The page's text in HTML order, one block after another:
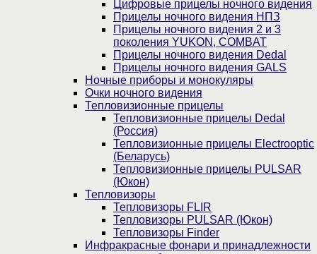
Цифровые прицелы ночного видения
Прицелы ночного видения НПЗ
Прицелы ночного видения 2 и 3
поколения YUKON, COMBAT
Прицелы ночного видения Dedal
Прицелы ночного видения GALS
Ночные приборы и монокуляры
Очки ночного видения
Тепловизионные прицелы
Тепловизионные прицелы Dedal
(Россия)
Тепловизионные прицелы Electrooptic
(Беларусь)
Тепловизионные прицелы PULSAR
(Юкон)
Тепловизоры
Тепловизоры FLIR
Тепловизоры PULSAR (Юкон)
Тепловизоры Finder
Инфракрасные фонари и принадлежности